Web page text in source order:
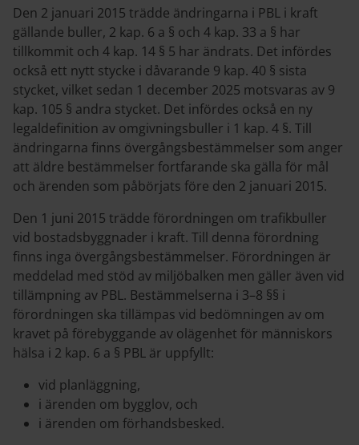
Den 2 januari 2015 trädde ändringarna i PBL i kraft
gällande buller, 2 kap. 6 a § och 4 kap. 33 a § har
tillkommit och 4 kap. 14 § 5 har ändrats. Det infördes
också ett nytt stycke i dåvarande 9 kap. 40 § sista
stycket, vilket sedan 1 december 2025 motsvaras av 9
kap. 105 § andra stycket. Det infördes också en ny
legaldefinition av omgivningsbuller i 1 kap. 4 §. Till
ändringarna finns övergångsbestämmelser som anger
att äldre bestämmelser fortfarande ska gälla för mål
och ärenden som påbörjats före den 2 januari 2015.
Den 1 juni 2015 trädde förordningen om trafikbuller
vid bostadsbyggnader i kraft. Till denna förordning
finns inga övergångsbestämmelser. Förordningen är
meddelad med stöd av miljöbalken men gäller även vid
tillämpning av PBL. Bestämmelserna i 3–8 §§ i
förordningen ska tillämpas vid bedömningen av om
kravet på förebyggande av olägenhet för människors
hälsa i 2 kap. 6 a § PBL är uppfyllt:
vid planläggning,
i ärenden om bygglov, och
i ärenden om förhandsbesked.